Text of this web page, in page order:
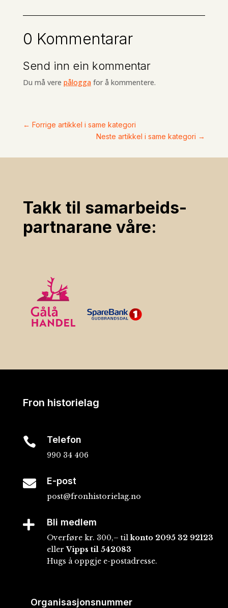
0 Kommentarar
Send inn ein kommentar
Du må vere påloggafor å kommentere.
← Forrige artikkel i same kategori
Neste artikkel i same kategori →
Takk til samarbeids­
partnarane våre:
Fron historielag
 Telefon
990 34 406
 E-post
post@fronhistorielag.no
 Bli medlem
Overføre kr. 300,– tilkonto 2095 32 92123
ellerVipps til 542083
Hugs å oppgje e-postadresse.
Organisasjonsnummer